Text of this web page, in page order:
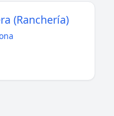
(Ranchería)